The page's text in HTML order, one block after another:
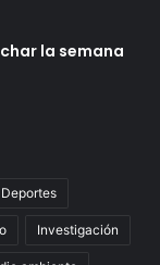
la semana
Deportes
Investigación